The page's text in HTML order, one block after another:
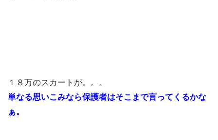
１８万のスカートが。。。
単なる思いこみなら保護者はそこまで言ってくるかな
ぁ。